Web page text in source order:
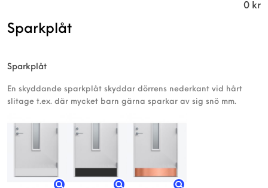
0 kr
Sparkplåt
Sparkplåt
En skyddande sparkplåt skyddar dörrens nederkant vid hårt
slitage t.ex. där mycket barn gärna sparkar av sig snö mm.